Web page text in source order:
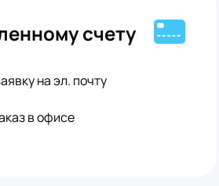
счету
на эл. почту
в офисе